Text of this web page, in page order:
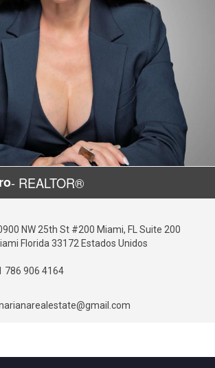
- REALTOR®
NW 25th St #200 Miami, FL Suite 200
Florida 33172 Estados Unidos
786 906 4164